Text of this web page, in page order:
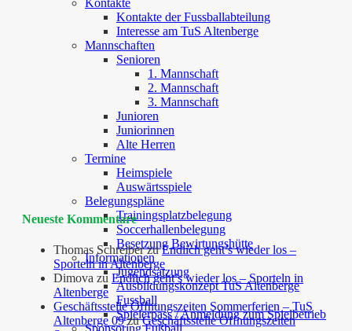
Kontakte
Kontakte der Fussballabteilung
Interesse am TuS Altenberge
Mannschaften
Senioren
1. Mannschaft
2. Mannschaft
3. Mannschaft
Junioren
Juniorinnen
Alte Herren
Termine
Heimspiele
Auswärtsspiele
Belegungspläne
Trainingsplatzbelegung
Soccerhallenbelegung
Besetzung Bewirtungshütte
Informationen
Jugendsatzung
Ausbildungskonzept TuS Altenberge
Fussball
Spielerpass / Anmeldung zum Spielbetrieb
Sponsoring Fußball
Neueste Kommentare
Thomas SchreiberzuEndlich geht’s wieder los –
Sporteln in Altenberge
Dimova zu Endlich geht’s wieder los – Sporteln in
Altenberge
Geschäftsstelle Öffnungszeiten Sommerferien – TuS
Altenberge 09zuGeschäftsstelle Öffnungszeiten